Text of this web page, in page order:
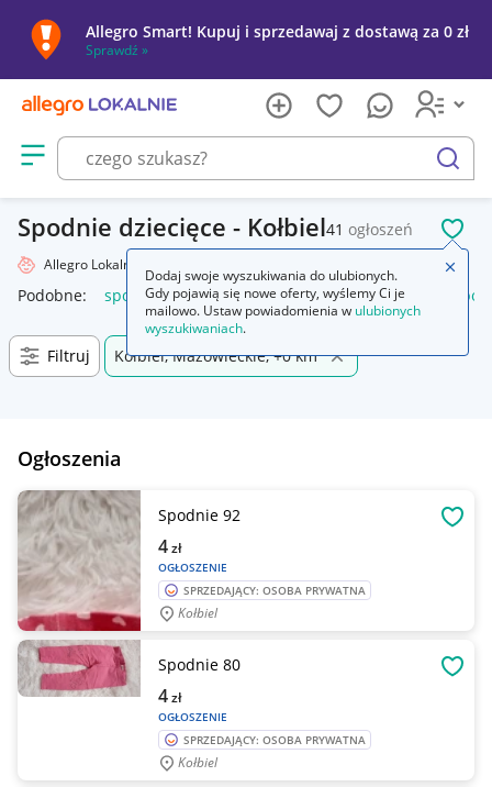
Allegro Smart! Kupuj i sprzedawaj z dostawą za 0 zł
Sprawdź »
Otwórz menu z kategoriami
szukaj
Spodnie dziecięce - Kołbiel41 ogłoszeń
Allegro Lokalnie
Podobne: spodnie spodnie robocze spodnie męskie
Filtruj Kołbiel, Mazowieckie, +0 km
Ogłoszenia
Spodnie 92
OGŁOSZENIE
4zł
SPRZEDAJĄCY: OSOBA PRYWATNA
Kołbiel
Spodnie 80
OGŁOSZENIE
4zł
SPRZEDAJĄCY: OSOBA PRYWATNA
Kołbiel
Dodaj swoje wyszukiwania do ulubionych.
Gdy pojawią się nowe oferty, wyślemy Ci je
mailowo. Ustaw powiadomienia w ulubionych
wyszukiwaniach.